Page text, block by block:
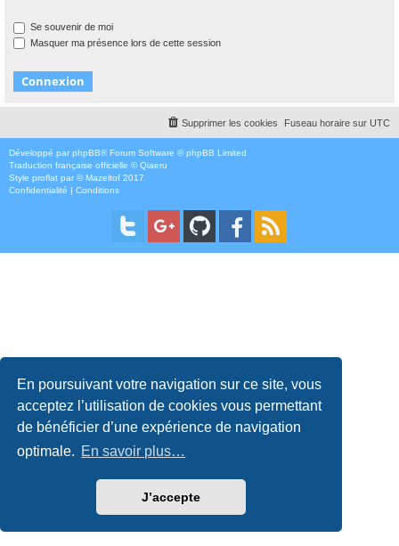
En poursuivant votre navigation sur ce site, vous
acceptez l’utilisation de cookies vous permettant
de bénéficier d’une expérience de navigation
optimale. En savoir plus…
J’accepte
Se souvenir de moi
Masquer ma présence lors de cette session
Fuseau horaire sur UTC
Supprimer les cookies
Développé par phpBB® Forum Software © phpBB Limited
Traduction française officielle ©Qiaeru
Style proflat par ©Mazeltof 2017
Confidentialité | Conditions